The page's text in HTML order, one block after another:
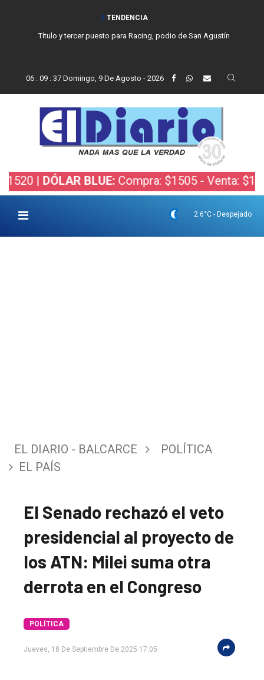
TENDENCIA
Título y tercer puesto para Racing, podio de San Agustín
06 : 09 : 38 Domingo, 9 De Agosto - 2026
|DÓLAR BLUE:Compra: $1505 - Venta: $1525 |
2.6°C - Despejado
EL DIARIO - BALCARCE
POLÍTICA
EL PAÍS
El Senado rechazó el veto
presidencial al proyecto de
los ATN: Milei suma otra
derrota en el Congreso
POLÍTICA
Jueves, 18 De Septiembre De 2025 17:05